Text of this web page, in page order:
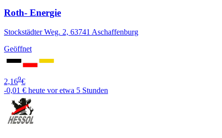
Roth- Energie
Stockstädter Weg. 2, 63741 Aschaffenburg
Geöffnet
2,169€
-0,01 € heute vor etwa 5 Stunden